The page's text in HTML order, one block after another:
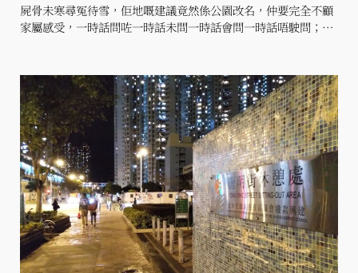
屍骨未寒尋冤待雪，佢地嘅建議竟然係公園改名，仲要完全不顧
家屬感受，一時話問咗一時話未問一時話會問一時話唔駛問；…